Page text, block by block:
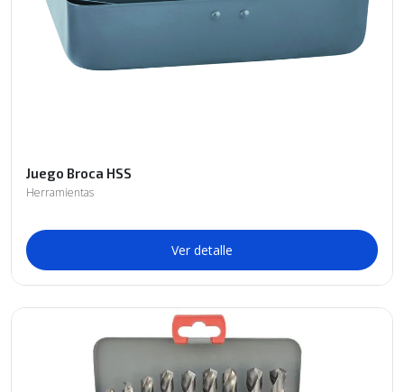
Juego Broca HSS
Herramientas
Ver detalle